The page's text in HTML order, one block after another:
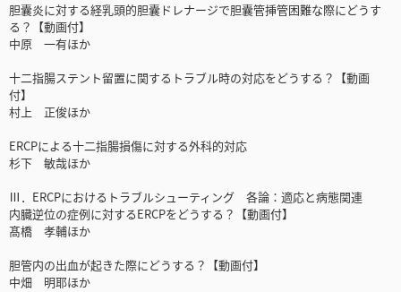
胆囊炎に対する経乳頭的胆囊ドレナージで胆囊管挿管困難な際にどうす
る？【動画付】
中原 一有ほか
十二指腸ステント留置に関するトラブル時の対応をどうする？【動画
付】
村上 正俊ほか
ERCPによる十二指腸損傷に対する外科的対応
杉下 敏哉ほか
Ⅲ．ERCPにおけるトラブルシューティング 各論：適応と病態関連
内臓逆位の症例に対するERCPをどうする？【動画付】
髙橋 孝輔ほか
胆管内の出血が起きた際にどうする？【動画付】
中畑 明耶ほか